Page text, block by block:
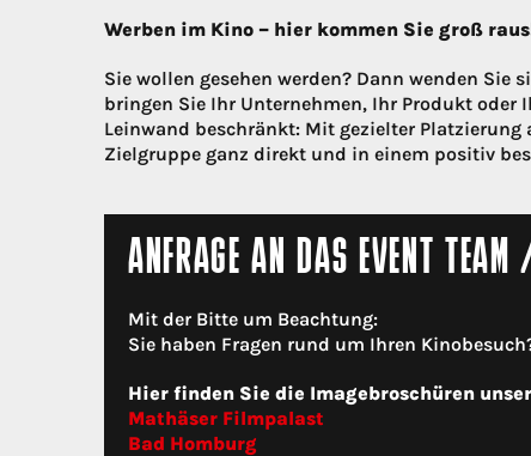
Werben im Kino – hier kommen Sie groß
Sie wollen gesehen werden? Dann wenden
bringen Sie Ihr Unternehmen, Ihr Produkt oder
Leinwand beschränkt: Mit gezielter Platzierung
Zielgruppe ganz direkt und in einem positiv
ANFRAGE AN DAS EVENT
Mit der Bitte um Beachtung:
Sie haben Fragen rund um Ihren
Hier finden Sie die Imagebroschüren
Mathäser Filmpalast
Bad Homburg